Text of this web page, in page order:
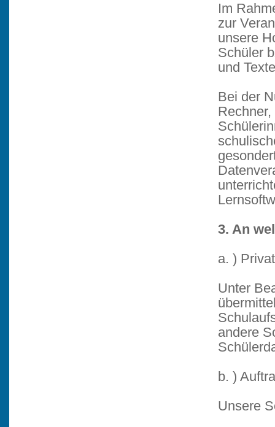
Im
zur
unsere
Schüler
und
Bei der
3. An
a. )
Unter
andere
b. )
Unsere